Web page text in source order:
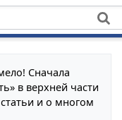
Сначала
в верхней части
и о многом